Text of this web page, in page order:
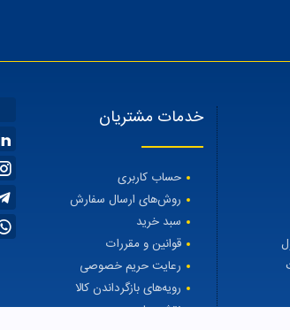
خدمات مشتریان
حساب کاربری
روش‌های ارسال سفارش
سبد خرید
قوانین و مقررات
رعایت حریم خصوصی
رویه‌های بازگرداندن کالا
نقشه سایت